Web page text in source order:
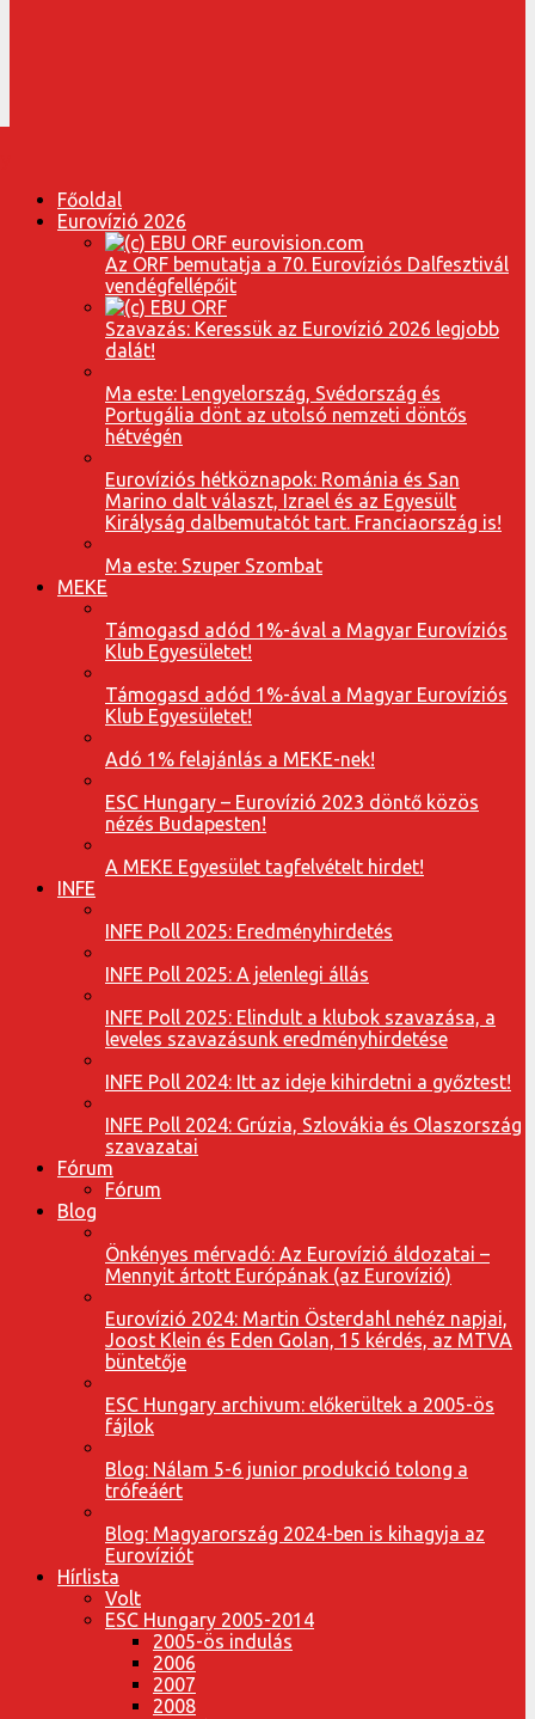
Főoldal
Eurovízió 2026
Az ORF bemutatja a 70. Eurovíziós Dalfesztivál
vendégfellépőit
Szavazás: Keressük az Eurovízió 2026 legjobb
dalát!
Ma este: Lengyelország, Svédország és
Portugália dönt az utolsó nemzeti döntős
hétvégén
Eurovíziós hétköznapok: Románia és San
Marino dalt választ, Izrael és az Egyesült
Királyság dalbemutatót tart. Franciaország is!
Ma este: Szuper Szombat
MEKE
Támogasd adód 1%-ával a Magyar Eurovíziós
Klub Egyesületet!
Támogasd adód 1%-ával a Magyar Eurovíziós
Klub Egyesületet!
Adó 1% felajánlás a MEKE-nek!
ESC Hungary – Eurovízió 2023 döntő közös
nézés Budapesten!
A MEKE Egyesület tagfelvételt hirdet!
INFE
INFE Poll 2025: Eredményhirdetés
INFE Poll 2025: A jelenlegi állás
INFE Poll 2025: Elindult a klubok szavazása, a
leveles szavazásunk eredményhirdetése
INFE Poll 2024: Itt az ideje kihirdetni a győztest!
INFE Poll 2024: Grúzia, Szlovákia és Olaszország
szavazatai
Fórum
Fórum
Blog
Önkényes mérvadó: Az Eurovízió áldozatai –
Mennyit ártott Európának (az Eurovízió)
Eurovízió 2024: Martin Österdahl nehéz napjai,
Joost Klein és Eden Golan, 15 kérdés, az MTVA
büntetője
ESC Hungary archivum: előkerültek a 2005-ös
fájlok
Blog: Nálam 5-6 junior produkció tolong a
trófeáért
Blog: Magyarország 2024-ben is kihagyja az
Eurovíziót
Hírlista
Volt
ESC Hungary 2005-2014
2005-ös indulás
2006
2007
2008